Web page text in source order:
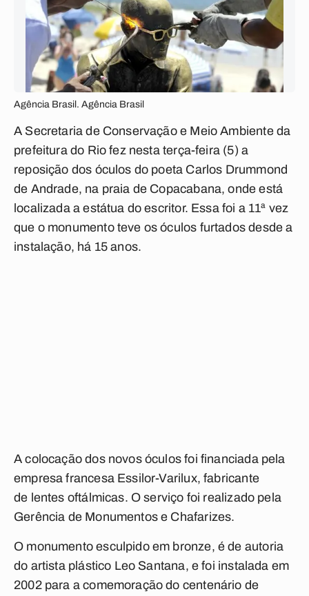
Agência Brasil. Agência Brasil
A Secretaria de Conservação e Meio Ambiente da
prefeitura do Rio fez nesta terça-feira (5) a
reposição dos óculos do poeta Carlos Drummond
de Andrade, na praia de Copacabana, onde está
localizada a estátua do escritor. Essa foi a 11ª vez
que o monumento teve os óculos furtados desde a
instalação, há 15 anos.
A colocação dos novos óculos foi financiada pela
empresa francesa Essilor-Varilux, fabricante
de lentes oftálmicas. O serviço foi realizado pela
Gerência de Monumentos e Chafarizes.
O monumento esculpido em bronze, é de autoria
do artista plástico Leo Santana, e foi instalada em
2002 para a comemoração do centenário de